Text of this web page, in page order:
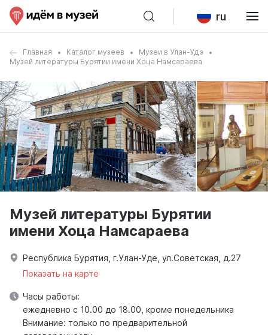
ru
Главная Каталог музеев
Музеи в Улан-Удэ
Музей литературы Бурятии имени Хоца Намсараева
Музей литературы Бурятии
имени Хоца Намсараева
Республика Бурятия, г.Улан-Уде, ул.Советская, д.27
Показать на карте
Часы работы:
ежедневно с 10.00 до 18.00, кроме понедельника
Внимание: только по предварительной